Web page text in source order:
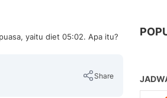
yaitu diet 05:02. Apa itu?
Share